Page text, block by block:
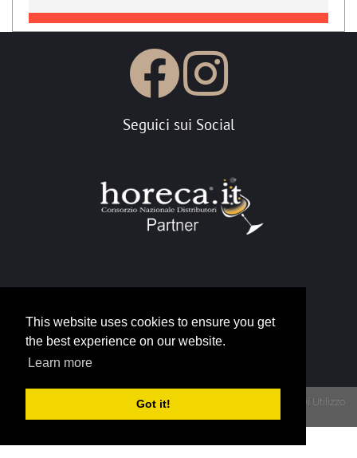
This website uses cookies to ensure you get
the best experience on our website.
Learn more
Got it!
Seguici sui Social
info@horeca.it
Termini Di Utilizzo